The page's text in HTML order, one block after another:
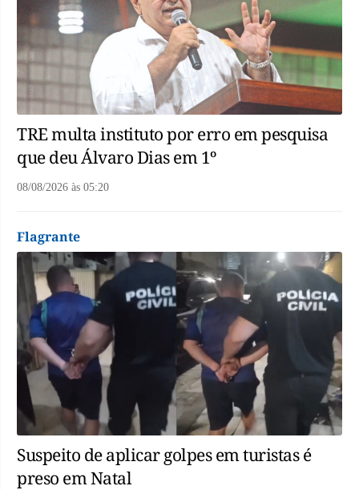
TRE multa instituto por erro em pesquisa
que deu Álvaro Dias em 1º
08/08/2026 às 05:20
Flagrante
Suspeito de aplicar golpes em turistas é
preso em Natal